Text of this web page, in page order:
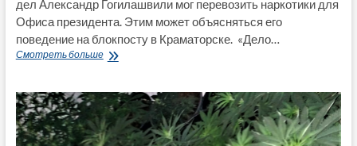
дел Александр Гогилашвили мог перевозить наркотики для
Офиса президента. Этим может объясняться его
поведение на блокпосту в Краматорске. «Дело…
Смотреть большеНаркотики
президента?
Шокирующие
детали
скандала